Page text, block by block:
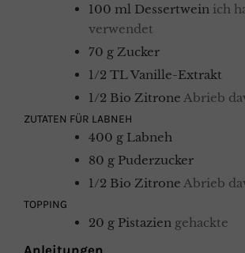
100 ml Dessertwein ich
verwendet
70 g Zucker
1/2 TLVanille-Extrakt
1/2 Bio Zitrone Abrieb
ZUTATEN FÜR LABNEH
400 g Labneh
80 g Puderzucker
1/2 Bio Zitrone Abrieb
TOPPING
20 g Pistazien gehackte
Anleitungen